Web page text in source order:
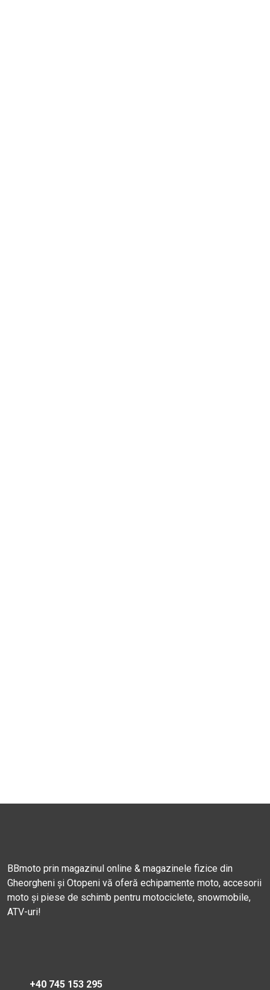
BBmoto prin magazinul online & magazinele fizice din
Gheorgheni și Otopeni vă oferă echipamente moto, accesorii
moto și piese de schimb pentru motociclete, snowmobile,
ATV-uri!
+40 745 153 295